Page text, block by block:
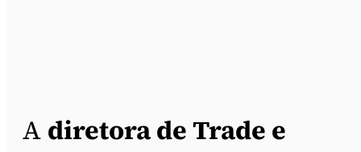
A diretora de Trade e